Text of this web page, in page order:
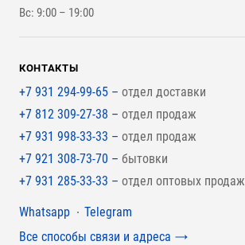
Для покрытия крыши
Вс: 9:00 – 19:00
КОНТАКТЫ
+7 931 294-99-65 – отдел доставки
+7 812 309-27-38 – отдел продаж
+7 931 998-33-33 – отдел продаж
+7 921 308-73-70 – бытовки
+7 931 285-33-33 – отдел оптовых продаж
Мессенджеры
Whatsapp
Telegram
Все способы связи и адреса